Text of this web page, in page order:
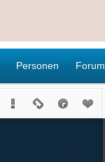
Personen Forum